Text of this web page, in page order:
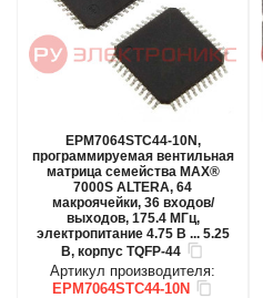
EPM7064STC44-10N,
программируемая вентильная
матрица семейства MAX®
7000S ALTERA, 64
макроячейки, 36 входов/
выходов, 175.4 МГц,
электропитание 4.75 В ... 5.25
В, корпус TQFP-44
Артикул производителя:
EPM7064STC44-10N